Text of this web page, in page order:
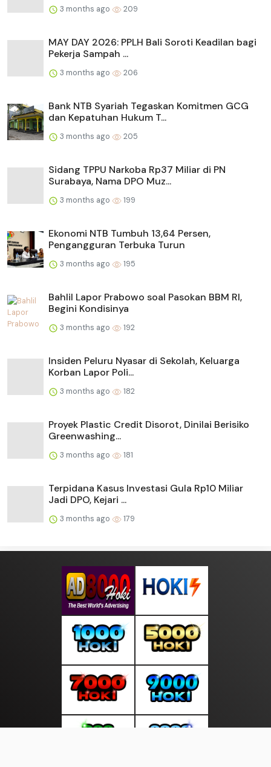
3 months ago 209
MAY DAY 2026: PPLH Bali Soroti Keadilan bagi
Pekerja Sampah ...
3 months ago 206
Bank NTB Syariah Tegaskan Komitmen GCG
dan Kepatuhan Hukum T...
3 months ago 205
Sidang TPPU Narkoba Rp37 Miliar di PN
Surabaya, Nama DPO Muz...
3 months ago 199
Ekonomi NTB Tumbuh 13,64 Persen,
Pengangguran Terbuka Turun
3 months ago 195
Bahlil Lapor Prabowo soal Pasokan BBM RI,
Begini Kondisinya
3 months ago 192
Insiden Peluru Nyasar di Sekolah, Keluarga
Korban Lapor Poli...
3 months ago 182
Proyek Plastic Credit Disorot, Dinilai Berisiko
Greenwashing...
3 months ago 181
Terpidana Kasus Investasi Gula Rp10 Miliar
Jadi DPO, Kejari ...
3 months ago 179